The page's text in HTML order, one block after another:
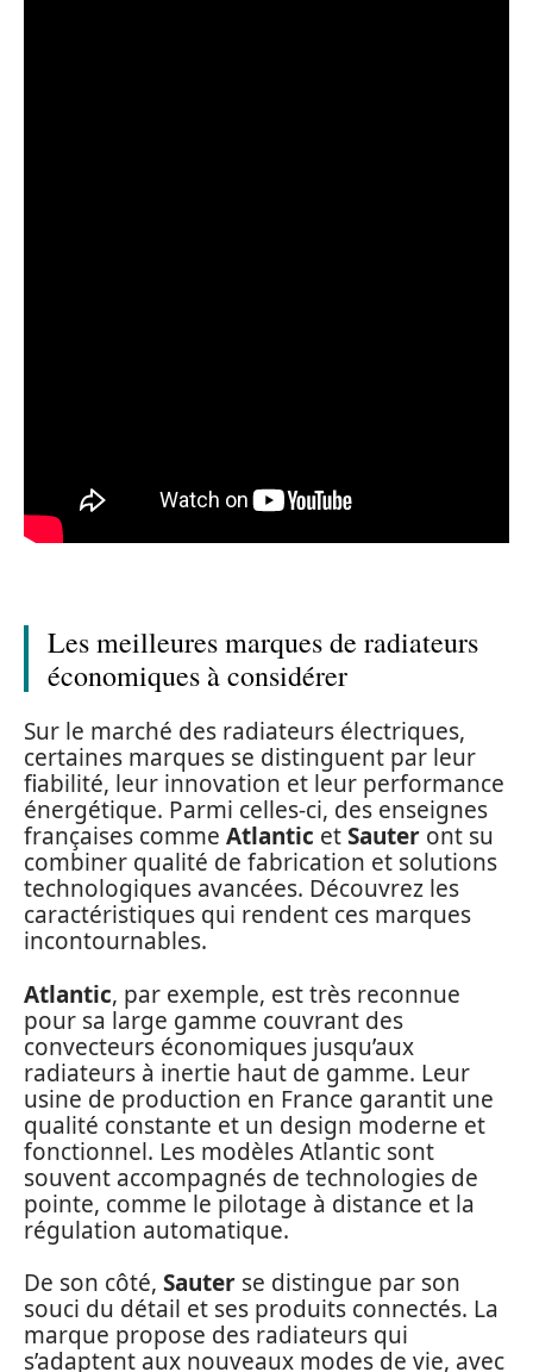
Les meilleures marques de radiateurs
économiques à considérer
Sur le marché des radiateurs électriques,
certaines marques se distinguent par leur
fiabilité, leur innovation et leur performance
énergétique. Parmi celles-ci, des enseignes
françaises comme Atlantic etSauter ont su
combiner qualité de fabrication et solutions
technologiques avancées. Découvrez les
caractéristiques qui rendent ces marques
incontournables.
Atlantic, par exemple, est très reconnue
pour sa large gamme couvrant des
convecteurs économiques jusqu’aux
radiateurs à inertie haut de gamme. Leur
usine de production en France garantit une
qualité constante et un design moderne et
fonctionnel. Les modèles Atlantic sont
souvent accompagnés de technologies de
pointe, comme le pilotage à distance et la
régulation automatique.
De son côté, Sauter se distingue par son
souci du détail et ses produits connectés. La
marque propose des radiateurs qui
s’adaptent aux nouveaux modes de vie, avec